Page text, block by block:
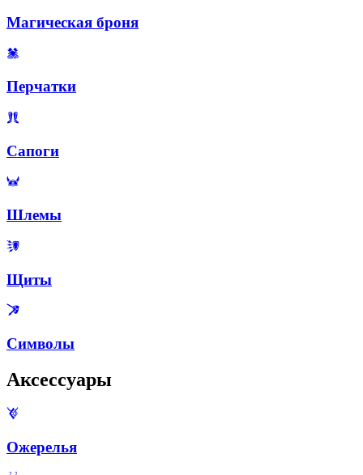
Магическая броня
Перчатки
Сапоги
Шлемы
Щиты
Символы
Аксессуары
Ожерелья